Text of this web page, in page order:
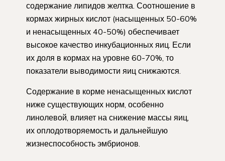
содержание липидов желтка. Соотношение в
кормах жирных кислот (насыщенных 50-60%
и ненасыщенных 40-50%) обеспечивает
высокое качество инкубационных яиц. Если
их доля в кормах на уровне 60-70%, то
показатели выводимости яиц снижаются.
Содержание в корме ненасыщенных кислот
ниже существующих норм, особенно
линолевой, влияет на снижение массы яиц,
их оплодотворяемость и дальнейшую
жизнеспособность эмбрионов.